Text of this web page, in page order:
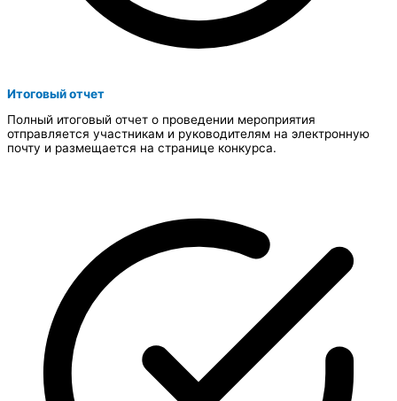
Итоговый отчет​
Полный итоговый отчет о проведении мероприятия
отправляется участникам и руководителям на электронную
почту и размещается на странице конкурса.​